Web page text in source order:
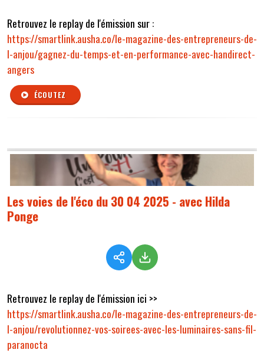
Retrouvez le replay de l'émission sur :
https://smartlink.ausha.co/le-magazine-des-entrepreneurs-de-
l-anjou/gagnez-du-temps-et-en-performance-avec-handirect-
angers
ÉCOUTEZ
Les voies de l'éco du 30 04 2025 - avec Hilda
Ponge
Retrouvez le replay de l'émission ici >>
https://smartlink.ausha.co/le-magazine-des-entrepreneurs-de-
l-anjou/revolutionnez-vos-soirees-avec-les-luminaires-sans-fil-
paranocta